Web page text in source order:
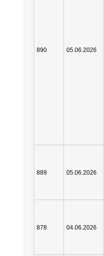
890 05.06.2026
889 05.06.2026
878 04.06.2026